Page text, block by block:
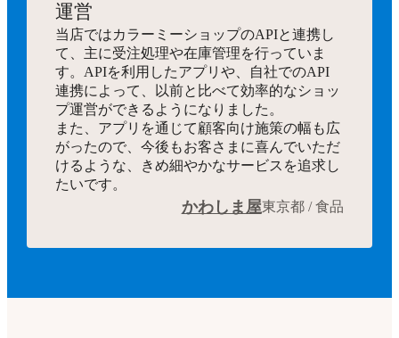
運営
当店ではカラーミーショップのAPIと連携し
て、主に受注処理や在庫管理を行っていま
す。APIを利用したアプリや、自社でのAPI
連携によって、以前と比べて効率的なショッ
プ運営ができるようになりました。
また、アプリを通じて顧客向け施策の幅も広
がったので、今後もお客さまに喜んでいただ
けるような、きめ細やかなサービスを追求し
たいです。
かわしま屋東京都 / 食品